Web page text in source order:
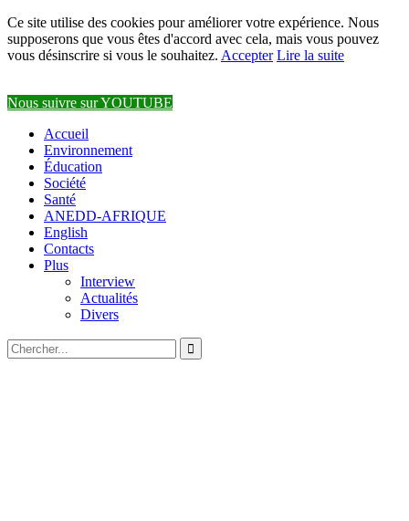
Ce site utilise des cookies pour améliorer votre expérience. Nous
supposerons que vous êtes d'accord avec cela, mais vous pouvez
vous désinscrire si vous le souhaitez. Accepter Lire la suite
Nous suivre sur YOUTUBE
Accueil
Environnement
Éducation
Société
Santé
ANEDD-AFRIQUE
English
Contacts
Plus
Interview
Actualités
Divers